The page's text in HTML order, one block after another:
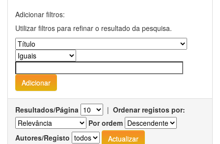
Adicionar filtros:
Utilizar filtros para refinar o resultado da pesquisa.
Resultados/Página | Ordenar registos por:
Por ordem
Autores/Registo